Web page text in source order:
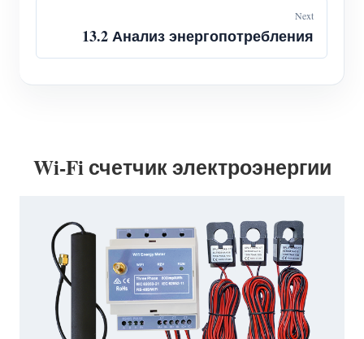
Next
13.2 Анализ энергопотребления
Wi-Fi счетчик электроэнергии